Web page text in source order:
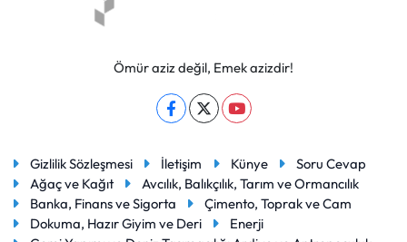
Ömür aziz değil, Emek azizdir!
Gizlilik Sözleşmesi İletişim Künye
Soru Cevap
Ağaç ve Kağıt
Avcılık, Balıkçılık, Tarım ve Ormancılık
Banka, Finans ve Sigorta
Çimento, Toprak ve Cam
Dokuma, Hazır Giyim ve Deri
Enerji